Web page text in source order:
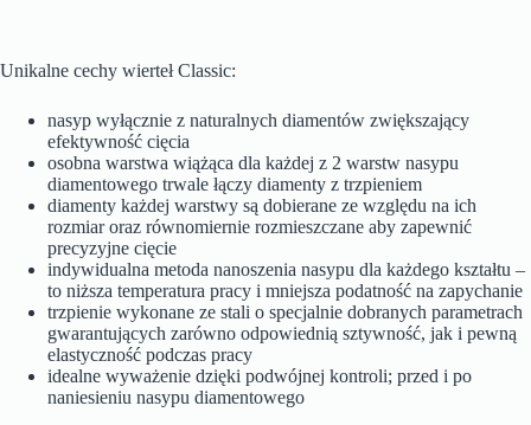
Unikalne cechy wierteł Classic:
nasyp wyłącznie z naturalnych diamentów zwiększający
efektywność cięcia
osobna warstwa wiążąca dla każdej z 2 warstw nasypu
diamentowego trwale łączy diamenty z trzpieniem
diamenty każdej warstwy są dobierane ze względu na ich
rozmiar oraz równomiernie rozmieszczane aby zapewnić
precyzyjne cięcie
indywidualna metoda nanoszenia nasypu dla każdego kształtu –
to niższa temperatura pracy i mniejsza podatność na zapychanie
trzpienie wykonane ze stali o specjalnie dobranych parametrach
gwarantujących zarówno odpowiednią sztywność, jak i pewną
elastyczność podczas pracy
idealne wyważenie dzięki podwójnej kontroli; przed i po
naniesieniu nasypu diamentowego